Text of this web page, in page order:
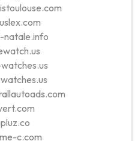
natale.info
c.com